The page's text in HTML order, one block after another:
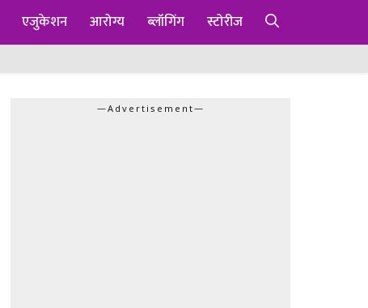
एजुकेशन आरोग्य ब्लॉगिंग स्टोरीज
—Advertisement—